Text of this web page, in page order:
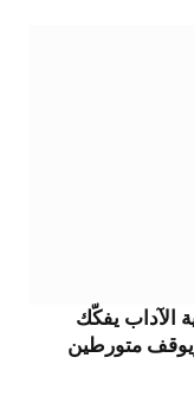
الآداب يفكّك
متورطين